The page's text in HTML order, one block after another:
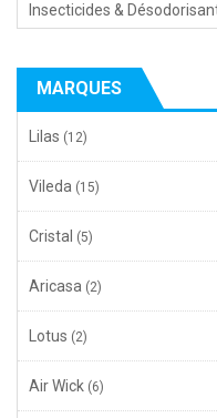
Insecticides &
MARQUES
Lilas (12)
Vileda (15)
Cristal (5)
Aricasa (2)
Lotus (2)
Air Wick (6)